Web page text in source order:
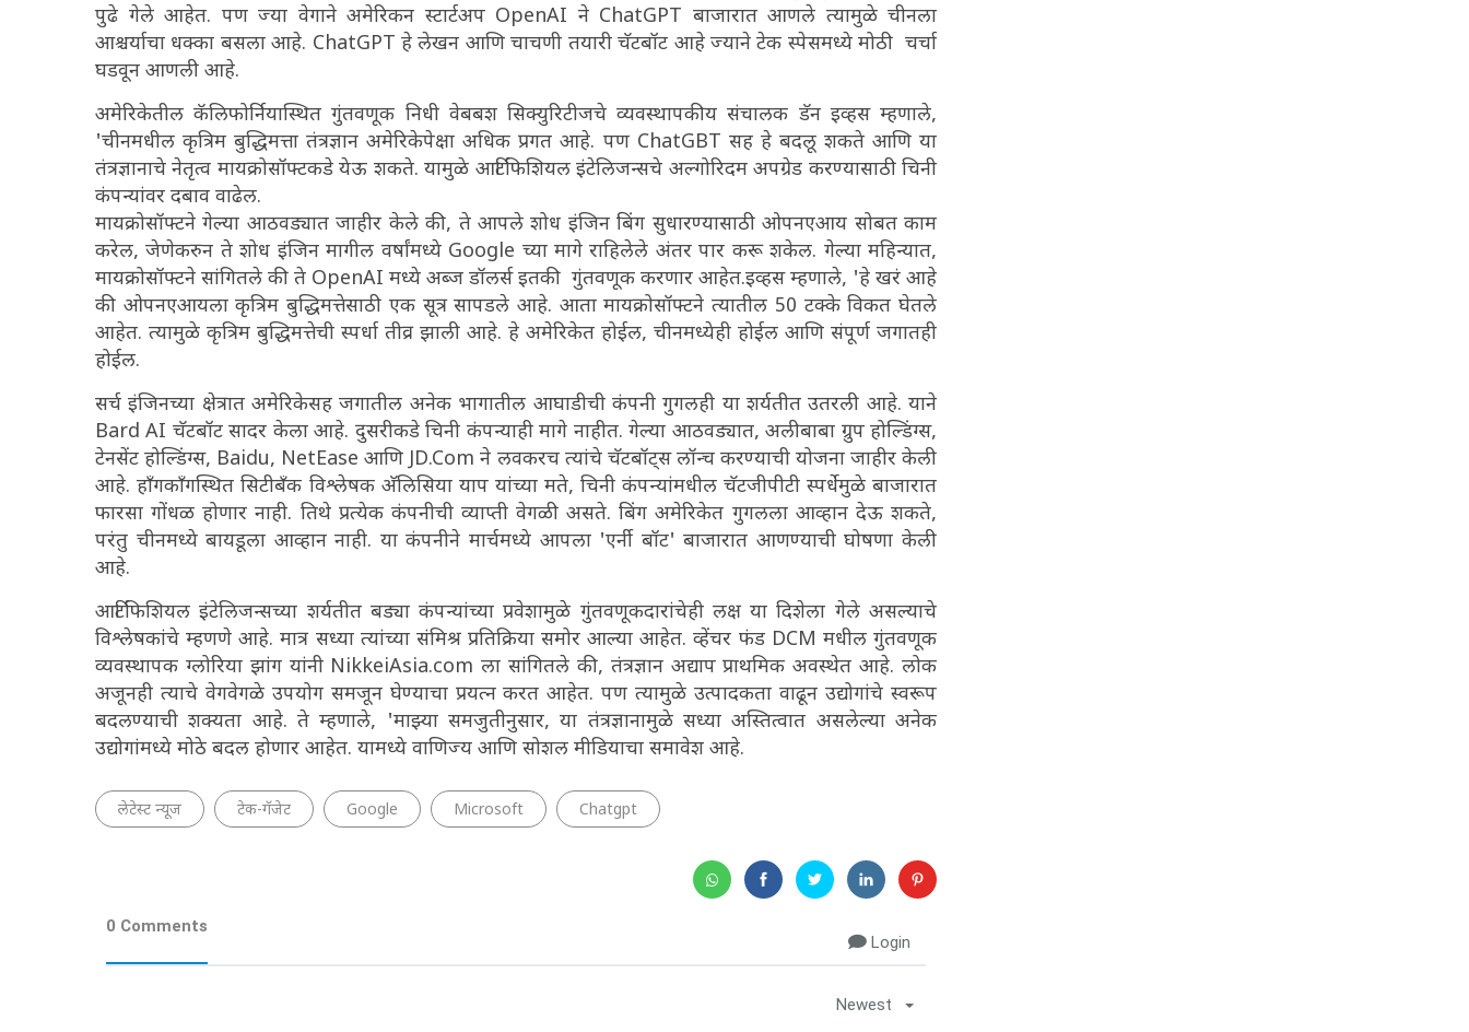
पुढे गेले आहेत. पण ज्या वेगाने अमेरिकन स्टार्टअप OpenAI ने ChatGPT बाजारात आणले त्यामुळे चीनला
आश्चर्याचा धक्का बसला आहे. ChatGPT हे लेखन आणि चाचणी तयारी चॅटबॉट आहे ज्याने टेक स्पेसमध्ये मोठी चर्चा
घडवून आणली आहे.
अमेरिकेतील कॅलिफोर्नियास्थित गुंतवणूक निधी वेबबश सिक्युरिटीजचे व्यवस्थापकीय संचालक डॅन इव्हस म्हणाले,
'चीनमधील कृत्रिम बुद्धिमत्ता तंत्रज्ञान अमेरिकेपेक्षा अधिक प्रगत आहे. पण ChatGBT सह हे बदलू शकते आणि या
तंत्रज्ञानाचे नेतृत्व मायक्रोसॉफ्टकडे येऊ शकते. यामुळे आर्टिफिशियल इंटेलिजन्सचे अल्गोरिदम अपग्रेड करण्यासाठी चिनी
कंपन्यांवर दबाव वाढेल.
मायक्रोसॉफ्टने गेल्या आठवड्यात जाहीर केले की, ते आपले शोध इंजिन बिंग सुधारण्यासाठी ओपनएआय सोबत काम
करेल, जेणेकरुन ते शोध इंजिन मागील वर्षांमध्ये Google च्या मागे राहिलेले अंतर पार करू शकेल. गेल्या महिन्यात,
मायक्रोसॉफ्टने सांगितले की ते OpenAI मध्ये अब्ज डॉलर्स इतकी गुंतवणूक करणार आहेत.इव्हस म्हणाले, 'हे खरं आहे
की ओपनएआयला कृत्रिम बुद्धिमत्तेसाठी एक सूत्र सापडले आहे. आता मायक्रोसॉफ्टने त्यातील 50 टक्के विकत घेतले
आहेत. त्यामुळे कृत्रिम बुद्धिमत्तेची स्पर्धा तीव्र झाली आहे. हे अमेरिकेत होईल, चीनमध्येही होईल आणि संपूर्ण जगातही
होईल.
सर्च इंजिनच्या क्षेत्रात अमेरिकेसह जगातील अनेक भागातील आघाडीची कंपनी गुगलही या शर्यतीत उतरली आहे. याने
Bard AI चॅटबॉट सादर केला आहे. दुसरीकडे चिनी कंपन्याही मागे नाहीत. गेल्या आठवड्यात, अलीबाबा ग्रुप होल्डिंग्स,
टेनसेंट होल्डिंग्स, Baidu, NetEase आणि JD.Com ने लवकरच त्यांचे चॅटबॉट्स लॉन्च करण्याची योजना जाहीर केली
आहे. हाँगकाँगस्थित सिटीबँक विश्लेषक अ‍ॅलिसिया याप यांच्या मते, चिनी कंपन्यांमधील चॅटजीपीटी स्पर्धेमुळे बाजारात
फारसा गोंधळ होणार नाही. तिथे प्रत्येक कंपनीची व्याप्ती वेगळी असते. बिंग अमेरिकेत गुगलला आव्हान देऊ शकते,
परंतु चीनमध्ये बायडूला आव्हान नाही. या कंपनीने मार्चमध्ये आपला 'एर्नी बॉट' बाजारात आणण्याची घोषणा केली
आहे.
आर्टिफिशियल इंटेलिजन्सच्या शर्यतीत बड्या कंपन्यांच्या प्रवेशामुळे गुंतवणूकदारांचेही लक्ष या दिशेला गेले असल्याचे
विश्लेषकांचे म्हणणे आहे. मात्र सध्या त्यांच्या संमिश्र प्रतिक्रिया समोर आल्या आहेत. व्हेंचर फंड DCM मधील गुंतवणूक
व्यवस्थापक ग्लोरिया झांग यांनी NikkeiAsia.com ला सांगितले की, तंत्रज्ञान अद्याप प्राथमिक अवस्थेत आहे. लोक
अजूनही त्याचे वेगवेगळे उपयोग समजून घेण्याचा प्रयत्न करत आहेत. पण त्यामुळे उत्पादकता वाढून उद्योगांचे स्वरूप
बदलण्याची शक्यता आहे. ते म्हणाले, 'माझ्या समजुतीनुसार, या तंत्रज्ञानामुळे सध्या अस्तित्वात असलेल्या अनेक
उद्योगांमध्ये मोठे बदल होणार आहेत. यामध्ये वाणिज्य आणि सोशल मीडियाचा समावेश आहे.
लेटेस्ट न्यूज टेक-गॅजेट Google Microsoft Chatgpt
0 Comments
Login
Newest